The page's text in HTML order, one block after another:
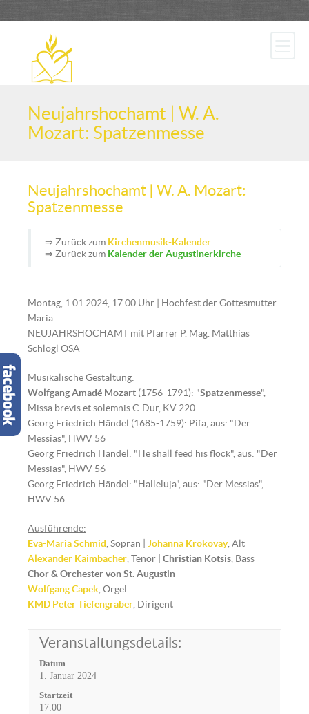
Neujahrshochamt | W. A.
Mozart: Spatzenmesse
Neujahrshochamt | W. A. Mozart:
Spatzenmesse
⇒ Zurück zum Kirchenmusik-Kalender
⇒ Zurück zum Kalender der Augustinerkirche
Montag, 1.01.2024, 17.00 Uhr | Hochfest der Gottesmutter
Maria
NEUJAHRSHOCHAMT mit Pfarrer P. Mag. Matthias
Schlögl OSA
Musikalische Gestaltung:
Wolfgang Amadé Mozart (1756-1791): "Spatzenmesse",
Missa brevis et solemnis C-Dur, KV 220
Georg Friedrich Händel (1685-1759): Pifa, aus: "Der
Messias", HWV 56
Georg Friedrich Händel: "He shall feed his flock", aus: "Der
Messias", HWV 56
Georg Friedrich Händel: "Halleluja", aus: "Der Messias",
HWV 56
Ausführende:
Eva-Maria Schmid , Sopran | Johanna Krokovay, Alt
Alexander Kaimbacher , Tenor | Christian Kotsis , Bass
Chor & Orchester von St. Augustin
Wolfgang Capek , Orgel
KMD Peter Tiefengraber , Dirigent
Veranstaltungsdetails:
Datum
1. Januar 2024
Startzeit
17:00